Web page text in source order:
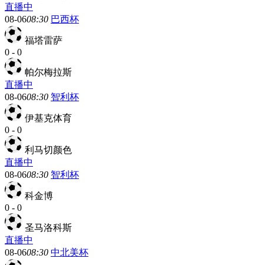
直播中
08-0608:30 巴西杯
福塔雷萨
0 - 0
帕尔梅拉斯
直播中
08-0608:30 智利杯
伊基克体育
0 - 0
利马切颜色
直播中
08-0608:30 智利杯
科金博
0 - 0
圣马洛科斯
直播中
08-0608:30 中北美杯